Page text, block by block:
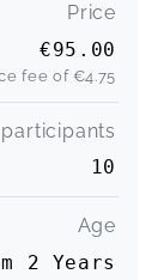
Price
€95.00
fee of€4.75
10
Age
2 Years